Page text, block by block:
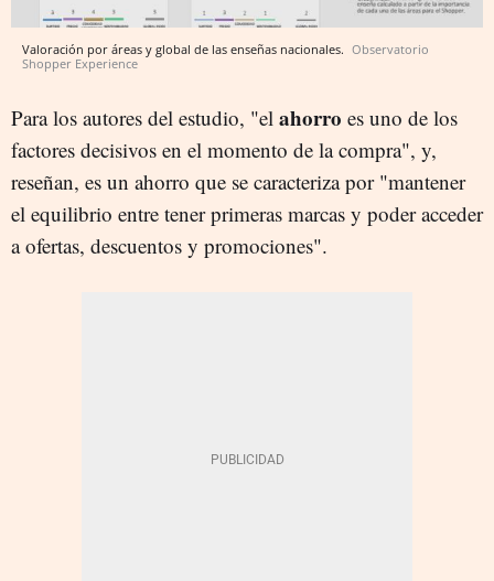
Valoración por áreas y global de las enseñas nacionales. Observatorio
Shopper Experience
Para los autores del estudio, "el ahorro es uno de los
factores decisivos en el momento de la compra", y,
reseñan, es un ahorro que se caracteriza por "mantener
el equilibrio entre tener primeras marcas y poder acceder
a ofertas, descuentos y promociones".